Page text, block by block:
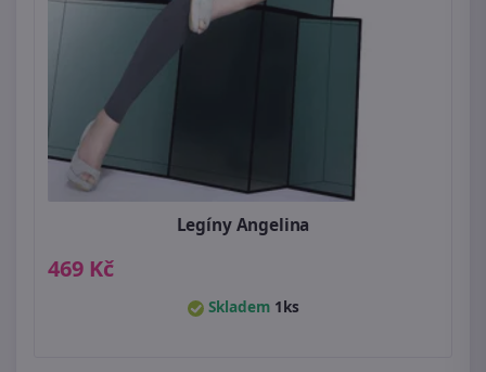
Legíny Angelina
469 Kč
Skladem 1ks